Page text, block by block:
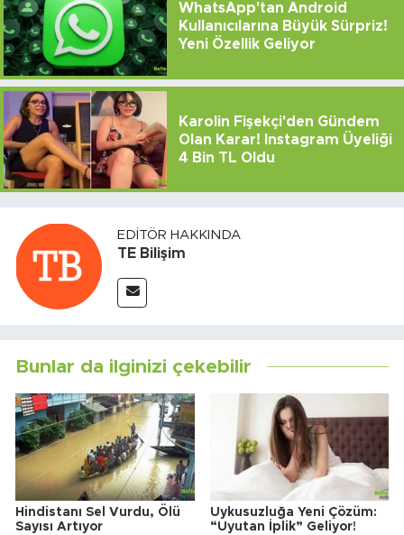
WhatsApp'tan Android
Kullanıcılarına Büyük Sürpriz!
Yeni Özellik Geliyor
Karolin Fişekçi'den Gündem
Olan Karar! Instagram Üyeliği
4 Bin TL Oldu
EDITÖR HAKKINDA
TE Bilişim
Bunlar da ilginizi çekebilir
Hindistanı Sel Vurdu, Ölü
Sayısı Artıyor
Uykusuzluğa Yeni Çözüm:
“Uyutan İplik” Geliyor!